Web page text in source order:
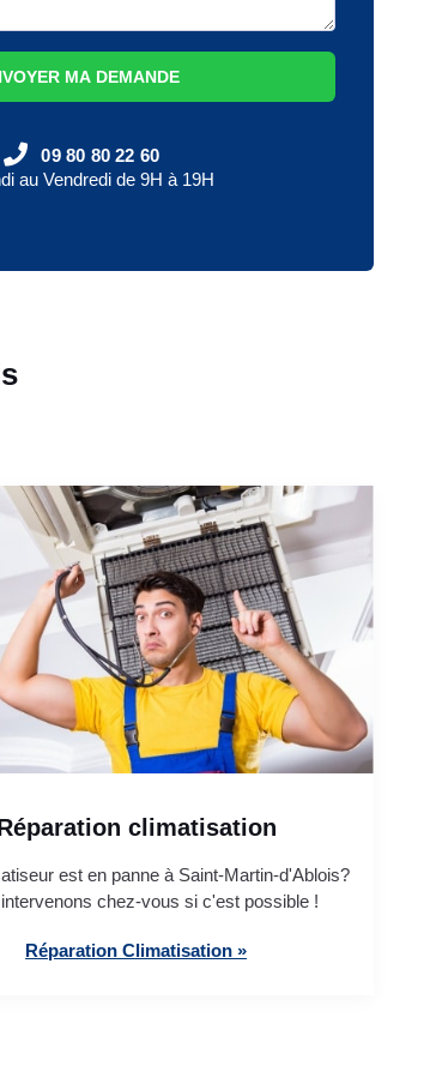
MA DEMANDE
09 80 80 22 60
au Vendredi de 9H à 19H
climatisation
est en panne à Saint-Martin-d'Ablois?
chez-vous si c'est possible !
Réparation Climatisation »